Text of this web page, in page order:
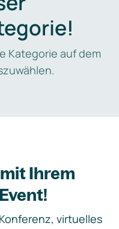
Kategorie auf dem
Ihrem
virtuelles